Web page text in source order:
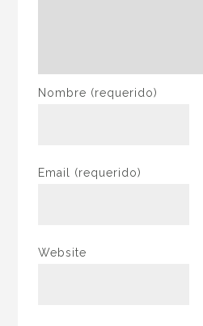
Nombre (requerido)
Email (requerido)
Website